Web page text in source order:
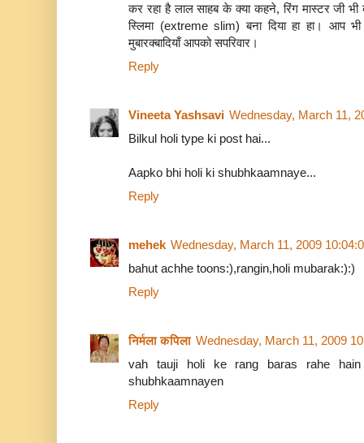
कर रहा है लाल साहब के क्या कहने, रिंग मास्टर जी
स्लिमा (extreme slim) बना दिया हा हा। आप
मुबारक्बादियाँ आपको सपरिवार।
Reply
Vineeta Yashsavi Wednesday, March 11,
Bilkul holi type ki post hai...
Aapko bhi holi ki shubhkaamnaye...
Reply
mehek Wednesday, March 11, 2009
bahut achhe toons:),rangin,holi mubarak:):)
Reply
निर्मला कपिला Wednesday, March 11, 2009
vah tauji holi ke rang baras rahe
shubhkaamnayen
Reply